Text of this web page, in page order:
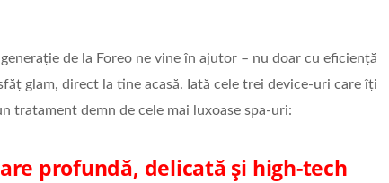
de la Foreo ne vine în ajutor – nu doar cu eficiență
glam, direct la tine acasă. Iată cele trei device-uri care îți
tratament demn de cele mai luxoase spa-uri:
profundă, delicată și high-tech